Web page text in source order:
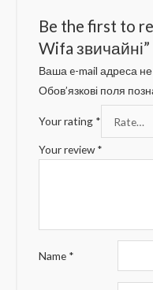
Be the first to
Wifa звичайні”
Ваша e-mail адреса
Обов’язкові поля
Your rating *
Your review*
Name *